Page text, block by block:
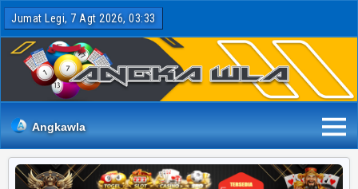
Jumat Legi, 7 Agt 2026, 03:33
Angkawla